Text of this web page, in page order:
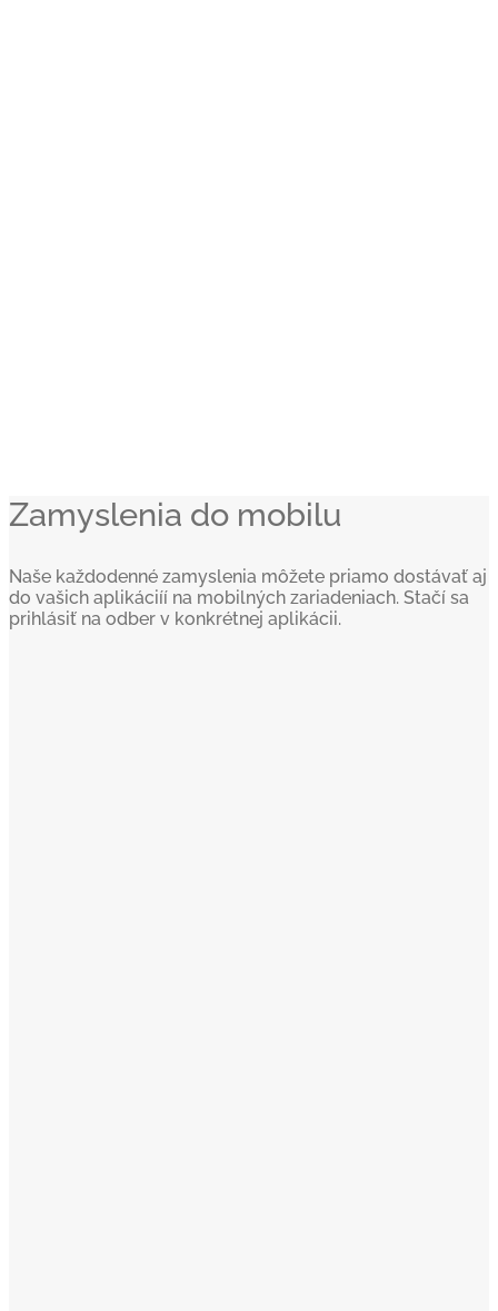
Zamyslenia do mobilu
Naše každodenné zamyslenia môžete priamo dostávať aj
do vašich aplikáciíí na mobilných zariadeniach. Stačí sa
prihlásiť na odber v konkrétnej aplikácii.